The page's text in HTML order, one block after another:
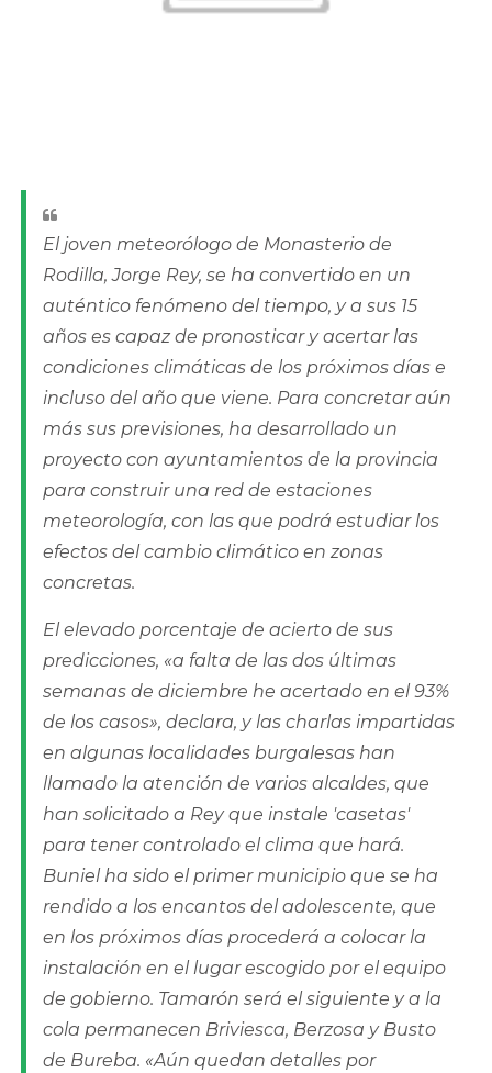
El joven meteorólogo de Monasterio de
Rodilla, Jorge Rey, se ha convertido en un
auténtico fenómeno del tiempo, y a sus 15
años es capaz de pronosticar y acertar las
condiciones climáticas de los próximos días e
incluso del año que viene. Para concretar aún
más sus previsiones, ha desarrollado un
proyecto con ayuntamientos de la provincia
para construir una red de estaciones
meteorología, con las que podrá estudiar los
efectos del cambio climático en zonas
concretas.
El elevado porcentaje de acierto de sus
predicciones, «a falta de las dos últimas
semanas de diciembre he acertado en el 93%
de los casos», declara, y las charlas impartidas
en algunas localidades burgalesas han
llamado la atención de varios alcaldes, que
han solicitado a Rey que instale 'casetas'
para tener controlado el clima que hará.
Buniel ha sido el primer municipio que se ha
rendido a los encantos del adolescente, que
en los próximos días procederá a colocar la
instalación en el lugar escogido por el equipo
de gobierno. Tamarón será el siguiente y a la
cola permanecen Briviesca, Berzosa y Busto
de Bureba. «Aún quedan detalles por